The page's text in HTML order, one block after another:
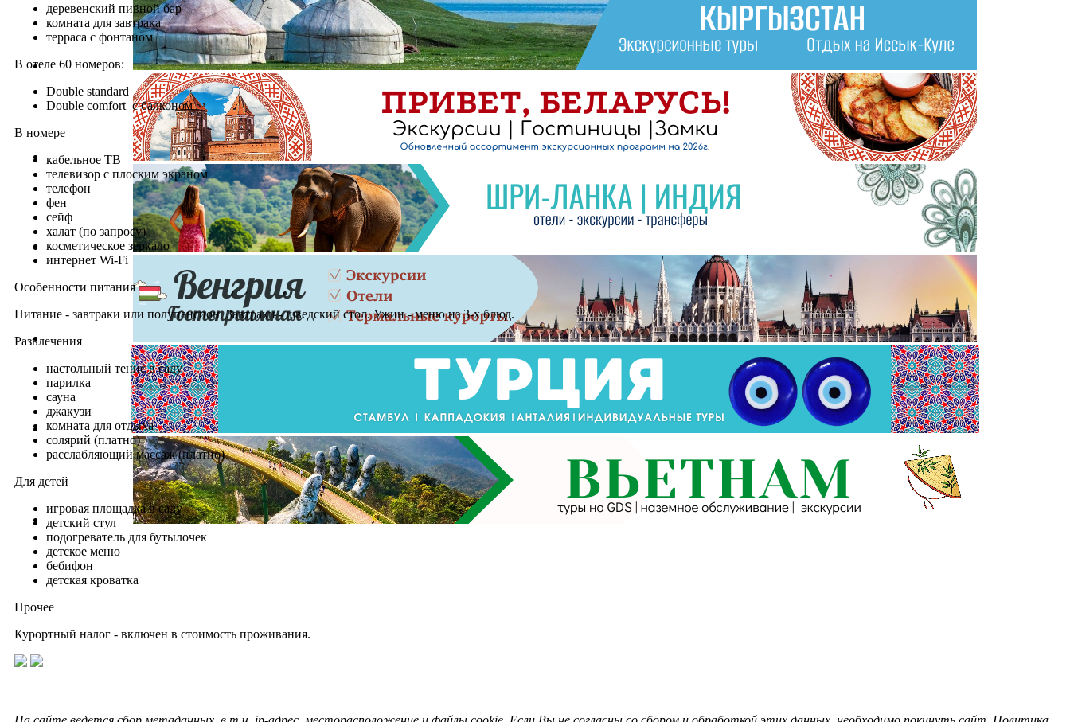
деревенский пивной бар
комната для завтрака
терраса с фонтаном
В отеле 60 номеров:
Double standard
Double comfort с балконом
В номере
кабельное ТВ
телевизор с плоским экраном
телефон
фен
сейф
халат (по запросу)
косметическое зеркало
интернет Wi-Fi
Особенности питания
Питание - завтраки или полупансион. Завтраки - шведский стол. Ужин - меню из 3-х блюд.
Развлечения
настольный тенис в саду
парилка
сауна
джакузи
комната для отдыха
солярий (платно)
расслабляющий массаж (платно)
Для детей
игровая площадка в саду
детский стул
подогреватель для бутылочек
детское меню
бебифон
детская кроватка
Прочее
Курортный налог - включен в стоимость проживания.